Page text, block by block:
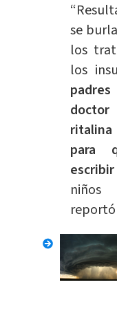
se
los
los
ritalina
para
niños